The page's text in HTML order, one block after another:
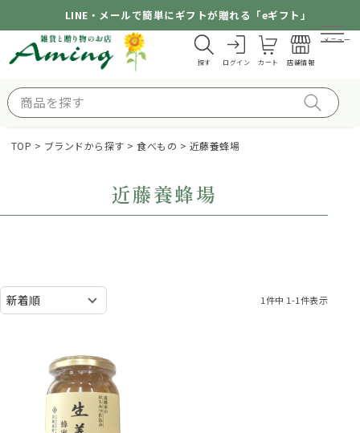
LINE・メールで簡単にギフトが贈れる「eギフト」
探す ログイン カート 店舗情報
メニュー
TOP ブランドから探す 食べもの 近藤養蜂場
近藤養蜂場
1件中 1-1件表示